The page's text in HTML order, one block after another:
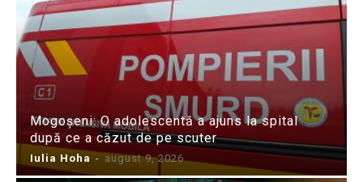
Mogoșeni: O adolescentă a ajuns la spital
după ce a căzut de pe scuter
Iulia Hoha - august 9, 2026